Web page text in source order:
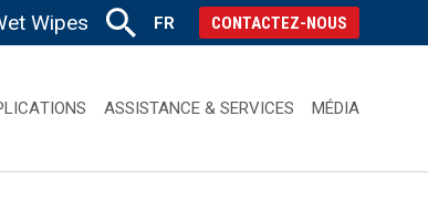
Wipes FR CONTACTEZ-NOUS
ASSISTANCE & SERVICES MÉDIA